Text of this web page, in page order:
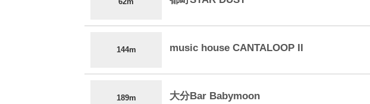
144m music house CANTALOOP II
189m 大分Bar Babymoon